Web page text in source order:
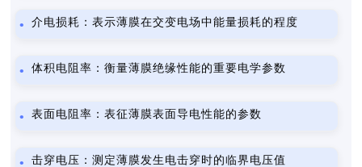
介电损耗：表示薄膜在交变电场中能量损耗的程度
体积电阻率：衡量薄膜绝缘性能的重要电学参数
表面电阻率：表征薄膜表面导电性能的参数
击穿电压：测定薄膜发生电击穿时的临界电压值